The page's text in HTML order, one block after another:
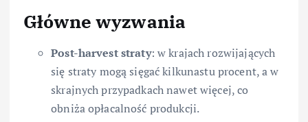
Główne wyzwania
Post-harvest straty: w krajach rozwijających
się straty mogą sięgać kilkunastu procent, a w
skrajnych przypadkach nawet więcej, co
obniża opłacalność produkcji.